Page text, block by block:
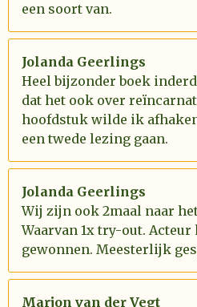
een soort van.
Jolanda Geerlings
Heel bijzonder boek
dat het ook over
hoofdstuk wilde ik
een twede lezing gaan.
Jolanda Geerlings
Wij zijn ook 2maal naar
Waarvan 1x try-out.
gewonnen. Meesterlijk
Marjon van der Vegt